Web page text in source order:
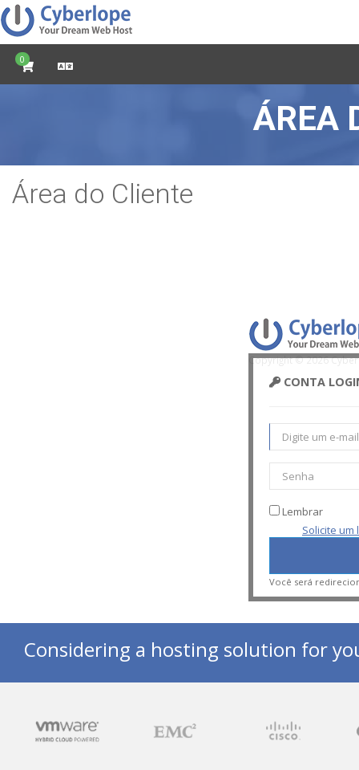
0
ÁREA
Área do Cliente
CONTA
Lembrar
Solicite
Você será
Copyright © 2026
Considering a hosting solution for